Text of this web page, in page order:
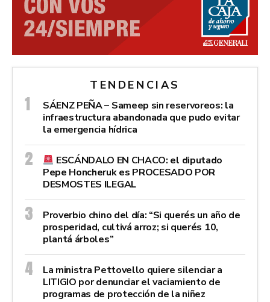
TENDENCIAS
SÁENZ PEÑA – Sameep sin reservoreos: la
infraestructura abandonada que pudo evitar
la emergencia hídrica
ESCÁNDALO EN CHACO: el diputado
Pepe Honcheruk es PROCESADO POR
DESMOSTES ILEGAL
Proverbio chino del día: “Si querés un año de
prosperidad, cultivá arroz; si querés 10,
plantá árboles”
La ministra Pettovello quiere silenciar a
LITIGIO por denunciar el vaciamiento de
programas de protección de la niñez